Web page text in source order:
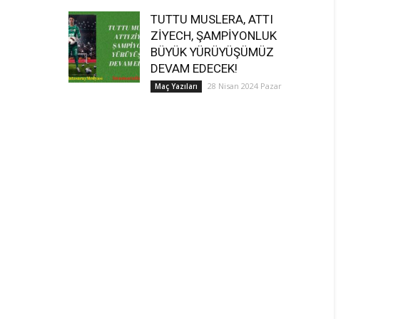
TUTTU MUSLERA, ATTI
ZİYECH, ŞAMPİYONLUK
BÜYÜK YÜRÜYÜŞÜMÜZ
DEVAM EDECEK!
Maç Yazıları 28 Nisan 2024 Pazar